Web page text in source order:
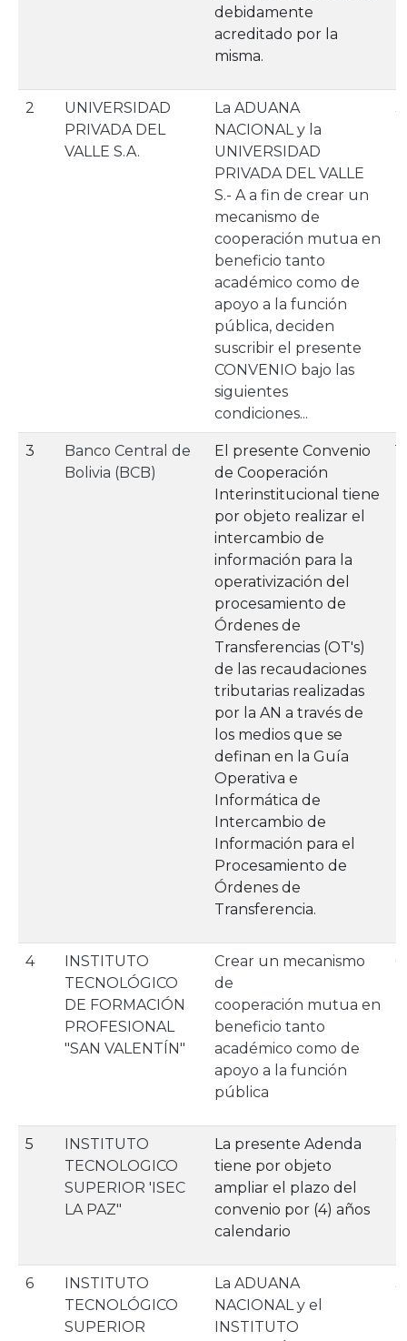
debidamente
acreditado por la
misma.
2
UNIVERSIDAD
PRIVADA DEL
VALLE S.A.
La ADUANA
NACIONAL y la
UNIVERSIDAD
PRIVADA DEL VALLE
S.- A a fin de crear un
mecanismo de
cooperación mutua en
beneficio tanto
académico como de
apoyo a la función
pública, deciden
suscribir el presente
CONVENIO bajo las
siguientes
condiciones...
3
Banco Central de
Bolivia (BCB)
El presente Convenio
de Cooperación
Interinstitucional tiene
por objeto realizar el
intercambio de
información para la
operativización del
procesamiento de
Órdenes de
Transferencias (OT's)
de las recaudaciones
tributarias realizadas
por la AN a través de
los medios que se
definan en la Guía
Operativa e
Informática de
Intercambio de
Información para el
Procesamiento de
Órdenes de
Transferencia.
4
INSTITUTO
TECNOLÓGICO
DE FORMACIÓN
PROFESIONAL
"SAN VALENTÍN"
Crear un mecanismo
de
cooperación mutua en
beneficio tanto
académico como de
apoyo a la función
pública
5
INSTITUTO
TECNOLOGICO
SUPERIOR 'ISEC
LA PAZ"
La presente Adenda
tiene por objeto
ampliar el plazo del
convenio por (4) años
calendario
6
INSTITUTO
TECNOLÓGICO
SUPERIOR
La ADUANA
NACIONAL y el
INSTITUTO